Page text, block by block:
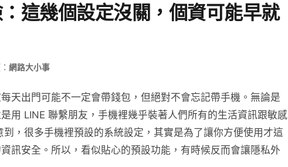
這幾個設定沒關，個資可能早就
網路大小事
天出門可能不一定會帶錢包，但絕對不會忘記帶手機。無論是
用 LINE 聯繫朋友，手機裡幾乎裝著人們所有的生活資訊跟敏感
，很多手機裡預設的系統設定，其實是為了讓你方便使用才這
訊安全。所以，看似貼心的預設功能，有時候反而會讓隱私外